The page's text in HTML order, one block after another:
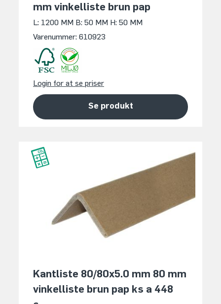
mm vinkelliste brun pap
L: 1200 MM B: 50 MM H: 50 MM
Varenummer: 610923
Login for at se priser
Se produkt
Kantliste 80/80x5.0 mm 80 mm
vinkelliste brun pap ks a 448